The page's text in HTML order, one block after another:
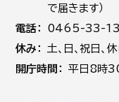
で届きます）
電話
0465-33-
休み
土､日､祝日、
開庁時間
平日8時